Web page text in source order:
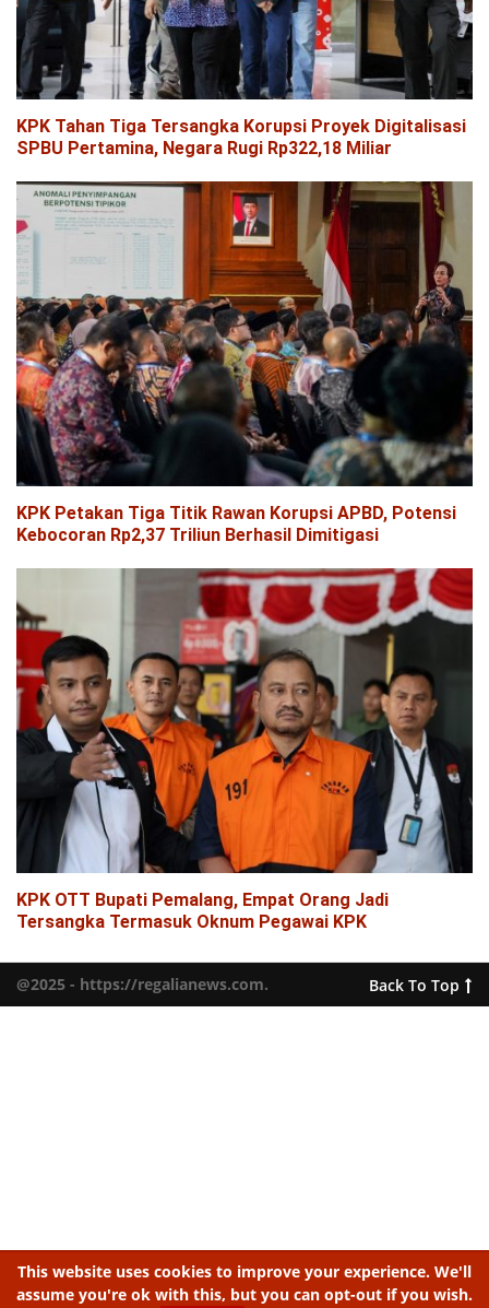
KPK Tahan Tiga Tersangka Korupsi Proyek Digitalisasi
SPBU Pertamina, Negara Rugi Rp322,18 Miliar
KPK Petakan Tiga Titik Rawan Korupsi APBD, Potensi
Kebocoran Rp2,37 Triliun Berhasil Dimitigasi
KPK OTT Bupati Pemalang, Empat Orang Jadi
Tersangka Termasuk Oknum Pegawai KPK
@2025 - https://regalianews.com. Back To Top
This website uses cookies to improve your experience. We'll
assume you're ok with this, but you can opt-out if you wish.